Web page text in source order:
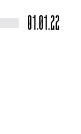
01.01.22